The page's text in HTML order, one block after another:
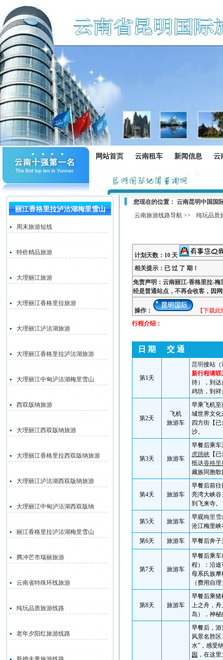
网站首页 云南租车 新闻信息 云
丽江香格里拉泸沽湖梅里雪山
周末旅游短线
特价精品旅游
大理丽江旅游
大理丽江香格里拉旅游
大理丽江泸沽湖旅游
大理丽江香格里拉泸沽湖旅游
大理丽江中甸泸沽湖梅里雪山
西双版纳旅游
大理丽江西双版纳旅游
大理丽江香格里拉西双版纳旅游
大理丽江泸沽湖西双版纳旅游
大理丽江中甸泸沽湖西双版纳
丽江香格里拉泸沽湖梅里雪山
腾冲芒市瑞丽旅游
云南省特殊环线旅游
纯玩品质旅游线路
老年夕阳红旅游线路
您现在的位置： 云南昆明中国国
云南旅游线路导航 >>
纯玩品质
计划天数：10 天
相关提示：已 过 了 期！
免责声明：云南丽江-香格里拉-
经是普通站点，不再会收客，因
操作：
【下载
行程介绍：
日 期 交 通
第1天
昆明接站
新行程请
待），到达
鸡坊，到
第2天
飞机
旅游车
早乘飞机至
城世界文
四方街 【已
沙。
第3天 旅游车
早餐后乘车
虎跳峡 【
抵达香格里
藏族同胞
第4天 旅游车
早餐后前
亮湾大峡
到飞来寺。
第5天 旅游车
早观梅里雪
沧江梅里
第6天 旅游车 早餐后奔子
第7天 旅游车
早餐后乘
程）：沿
母系氏族
（费用自
第8天 旅游车
早餐后乘
上之舟，
岛），神
早餐后，游
风景名胜区
水”，感受
园 ，在这